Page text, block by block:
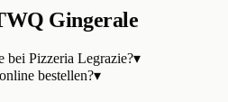
Gingerale
bei Pizzeria Legrazie?▾
bestellen?▾